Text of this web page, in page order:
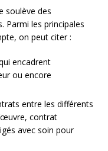
soulève des
Parmi les principales
on peut citer :
encadrent
ou encore
entre les différents
contrat
avec soin pour